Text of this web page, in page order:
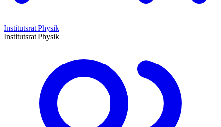
Institutsrat Physik
Institutsrat Physik